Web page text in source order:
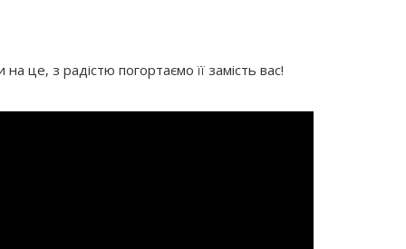
це, з радістю погортаємо її замість вас!